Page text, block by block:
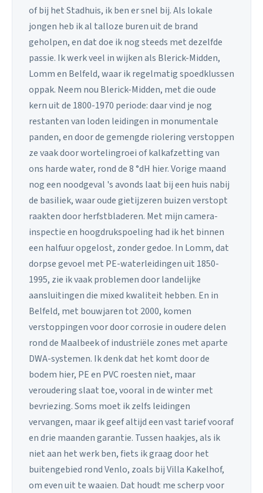
of bij het Stadhuis, ik ben er snel bij. Als lokale
jongen heb ik al talloze buren uit de brand
geholpen, en dat doe ik nog steeds met dezelfde
passie. Ik werk veel in wijken als Blerick-Midden,
Lomm en Belfeld, waar ik regelmatig spoedklussen
oppak. Neem nou Blerick-Midden, met die oude
kern uit de 1800-1970 periode: daar vind je nog
restanten van loden leidingen in monumentale
panden, en door de gemengde riolering verstoppen
ze vaak door wortelingroei of kalkafzetting van
ons harde water, rond de 8 °dH hier. Vorige maand
nog een noodgeval 's avonds laat bij een huis nabij
de basiliek, waar oude gietijzeren buizen verstopt
raakten door herfstbladeren. Met mijn camera-
inspectie en hoogdrukspoeling had ik het binnen
een halfuur opgelost, zonder gedoe. In Lomm, dat
dorpse gevoel met PE-waterleidingen uit 1850-
1995, zie ik vaak problemen door landelijke
aansluitingen die mixed kwaliteit hebben. En in
Belfeld, met bouwjaren tot 2000, komen
verstoppingen voor door corrosie in oudere delen
rond de Maalbeek of industriële zones met aparte
DWA-systemen. Ik denk dat het komt door de
bodem hier, PE en PVC roesten niet, maar
veroudering slaat toe, vooral in de winter met
bevriezing. Soms moet ik zelfs leidingen
vervangen, maar ik geef altijd een vast tarief vooraf
en drie maanden garantie. Tussen haakjes, als ik
niet aan het werk ben, fiets ik graag door het
buitengebied rond Venlo, zoals bij Villa Kakelhof,
om even uit te waaien. Dat houdt me scherp voor